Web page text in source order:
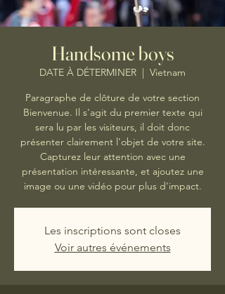
Handsome boys
DATE À DÉTERMINER
  |
Vietnam
Paragraphe de clôture de votre section
Bienvenue. Il s'agit du premier texte qui
sera lu par les visiteurs, il doit donc
présenter clairement l'objet de votre site.
Capturez leur attention avec une
présentation intéressante, et ajoutez une
image ou une vidéo pour plus d'impact.
Les inscriptions sont closes
Voir autres événements